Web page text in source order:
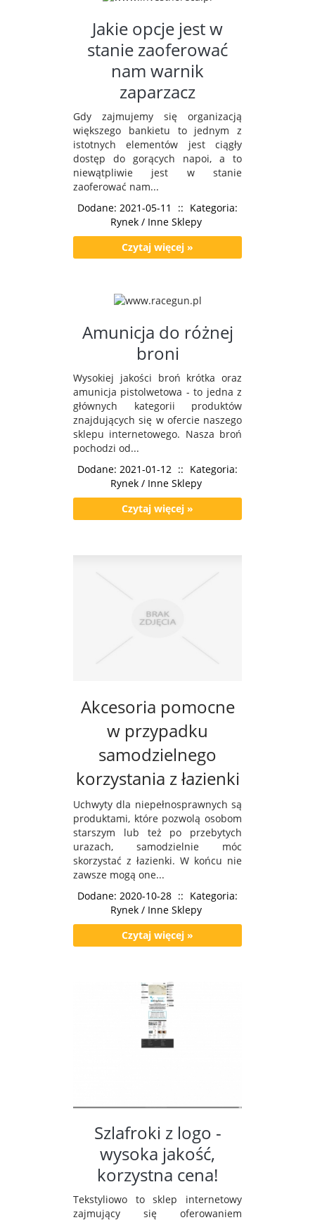
Jakie opcje jest w
stanie zaoferować
nam warnik
zaparzacz
Gdy zajmujemy się organizacją
większego bankietu to jednym z
istotnych elementów jest ciągły
dostęp do gorących napoi, a to
niewątpliwie jest w stanie
zaoferować nam...
Dodane: 2021-05-11
:: Kategoria:
Rynek / Inne Sklepy
Czytaj więcej »
Amunicja do różnej
broni
Wysokiej jakości broń krótka oraz
amunicja pistolwetowa - to jedna z
głównych kategorii produktów
znajdujących się w ofercie naszego
sklepu internetowego. Nasza broń
pochodzi od...
Dodane: 2021-01-12 :: Kategoria:
Rynek / Inne Sklepy
Czytaj więcej »
Akcesoria pomocne
w przypadku
samodzielnego
korzystania z łazienki
Uchwyty dla niepełnosprawnych są
produktami, które pozwolą osobom
starszym lub też po przebytych
urazach, samodzielnie móc
skorzystać z łazienki. W końcu nie
zawsze mogą one...
Dodane: 2020-10-28 :: Kategoria:
Rynek / Inne Sklepy
Czytaj więcej »
Szlafroki z logo -
wysoka jakość,
korzystna cena!
Tekstyliowo to sklep internetowy
zajmujący się oferowaniem